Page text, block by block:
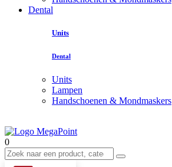
Dental
Units
Dental
Units
Lampen
Handschoenen & Mondmaskers
0